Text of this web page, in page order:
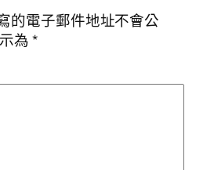
的電子郵件地址不會公
為*